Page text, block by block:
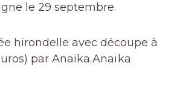
le 29 septembre.
hirondelle avec découpe à
par Anaika.Anaïka